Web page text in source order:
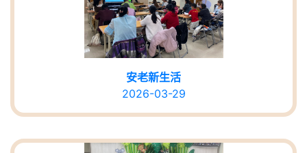
安老新生活
2026-03-29